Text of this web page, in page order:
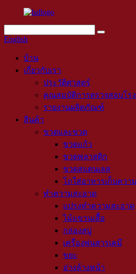
English
บ้าน
เกี่ยวกับเรา
ประวัติศาสตร์
คุณสมบัติการตรวจสอบโร
รายงานผลิตภัณฑ์
สินค้า
ขวดและขวด
ขวดแก้ว
ขวดพลาสติก
ขวดสแตนเลส
โถใส่อาหารเก็บควา
ทำความสะอาด
แปรงทำความสะอาด
ไม้แขวนเสื้อ
กล่องสบู่
เครื่องพ่นสารเคมี
ขยะ
อ่างล้างหน้า